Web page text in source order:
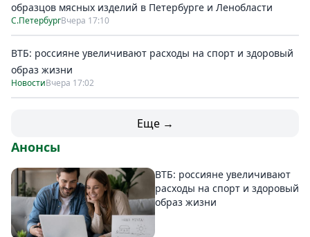
образцов мясных изделий в Петербурге и Ленобласти
С.ПетербургВчера 17:10
ВТБ: россияне увеличивают расходы на спорт и здоровый
образ жизни
НовостиВчера 17:02
Еще →
Анонсы
ВТБ: россияне увеличивают
расходы на спорт и здоровый
образ жизни